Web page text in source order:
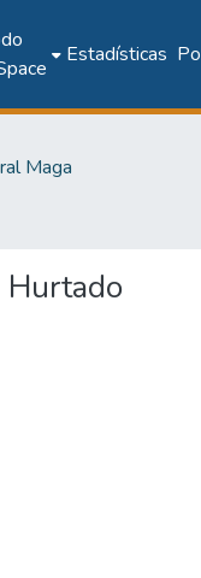
Estadísticas
Maga
Hurtado